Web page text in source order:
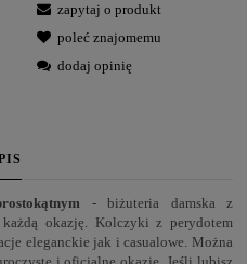
zapytaj o produkt
poleć znajomemu
dodaj opinię
- biżuteria damska z
okazję. Kolczyki z perydotem
eleganckie jak i casualowe. Można